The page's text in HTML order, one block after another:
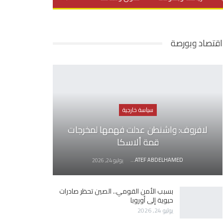
اقتصاد وبورصة
سياسة خارجية
لافروف: واشنطن عدلت فهمها لمخرجات
قمة ألاسكا
AWATEF ABDELHAMED يوليو 24, 2026
بسبب الأمن القومي.. الصين تحظر صادرات
حيوية إلى أوروبا
يوليو 24, 2026